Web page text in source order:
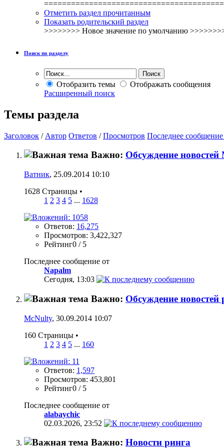
Отметить раздел прочитанным
Показать родительский раздел
>>>>>>>> Новое значение по умолчанию
Поиск по разделу
Отобразить темы
Отображать сообщения
Расширенный поиск
Темы раздела
Заголовок / Автор Ответов /Просмотров Последнее сообщение
Важно: Обсуждение
Ватник, 25.09.2014 10:10
1628 Страницы •
1 2 3 4 5 ... 1628
Ответов: 16,275
Просмотров: 3,422,327
Рейтинг0 / 5
Последнее сообщение от
Napalm
Сегодня, 13:03
Важно: Обсуждение новостей
McNulty, 30.09.2014 10:07
160 Страницы •
1 2 3 4 5 ... 160
Ответов: 1,597
Просмотров: 453,801
Рейтинг0 / 5
Последнее сообщение от
alabaychic
02.03.2026, 23:52
Важно: Новости ринга